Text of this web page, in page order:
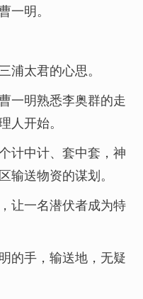
明。
浦太君的心思。
一明熟悉李奥群的走
开始。
计中计、套中套，神
输送物资的谋划。
让一名潜伏者成为特
的手，输送地，无疑